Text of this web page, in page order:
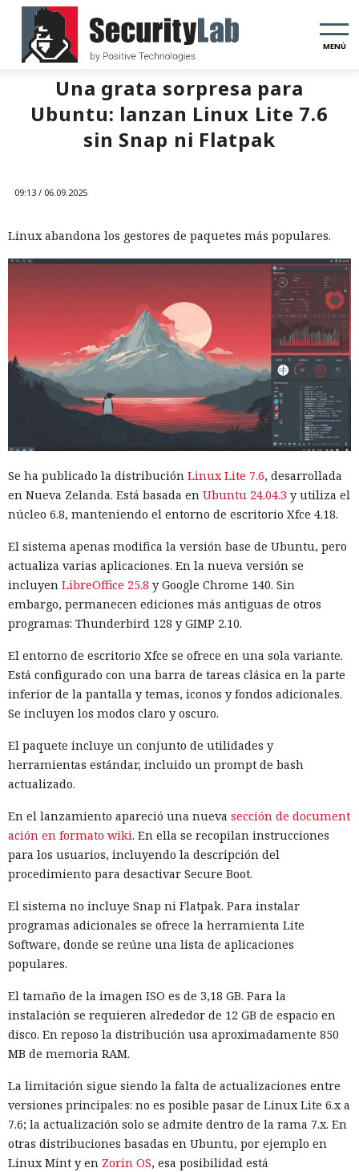
MENÚ
Una grata sorpresa para
Ubuntu: lanzan Linux Lite 7.6
sin Snap ni Flatpak
09:13 / 06.09.2025
Linux abandona los gestores de paquetes más populares.
Se ha publicado la distribución Linux Lite 7.6, desarrollada
en Nueva Zelanda. Está basada en Ubuntu 24.04.3 y utiliza el
núcleo 6.8, manteniendo el entorno de escritorio Xfce 4.18.
El sistema apenas modifica la versión base de Ubuntu, pero
actualiza varias aplicaciones. En la nueva versión se
incluyen LibreOffice 25.8 y Google Chrome 140. Sin
embargo, permanecen ediciones más antiguas de otros
programas: Thunderbird 128 y GIMP 2.10.
El entorno de escritorio Xfce se ofrece en una sola variante.
Está configurado con una barra de tareas clásica en la parte
inferior de la pantalla y temas, iconos y fondos adicionales.
Se incluyen los modos claro y oscuro.
El paquete incluye un conjunto de utilidades y
herramientas estándar, incluido un prompt de bash
actualizado.
En el lanzamiento apareció una nueva sección de document
ación en formato wiki. En ella se recopilan instrucciones
para los usuarios, incluyendo la descripción del
procedimiento para desactivar Secure Boot.
El sistema no incluye Snap ni Flatpak. Para instalar
programas adicionales se ofrece la herramienta Lite
Software, donde se reúne una lista de aplicaciones
populares.
El tamaño de la imagen ISO es de 3,18 GB. Para la
instalación se requieren alrededor de 12 GB de espacio en
disco. En reposo la distribución usa aproximadamente 850
MB de memoria RAM.
La limitación sigue siendo la falta de actualizaciones entre
versiones principales: no es posible pasar de Linux Lite 6.x a
7.6; la actualización solo se admite dentro de la rama 7.x. En
otras distribuciones basadas en Ubuntu, por ejemplo en
Linux Mint y en Zorin OS, esa posibilidad está